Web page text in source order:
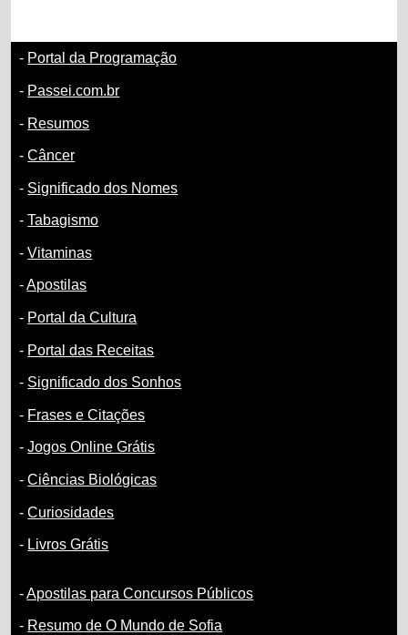
- Portal da Programação
- Passei.com.br
- Resumos
-Câncer
- Significado dos Nomes
-Tabagismo
-Vitaminas
-Apostilas
- Portal da Cultura
- Portal das Receitas
- Significado dos Sonhos
- Frases e Citações
-Jogos Online Grátis
-Ciências Biológicas
-Curiosidades
- Livros Grátis
-Apostilas para Concursos Públicos
- Resumo de O Mundo de Sofia